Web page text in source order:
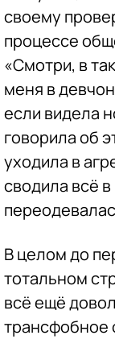
своему
процессе
«Смотри, в
меня в
если видела
говорила об
уходила в
сводила всё
В целом до
тотальном
всё ещё
трансфобное